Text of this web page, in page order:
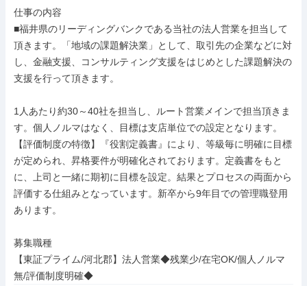
仕事の内容
■福井県のリーディングバンクである当社の法人営業を担当して
頂きます。「地域の課題解決業」として、取引先の企業などに対
し、金融支援、コンサルティング支援をはじめとした課題解決の
支援を行って頂きます。
1人あたり約30～40社を担当し、ルート営業メインで担当頂きま
す。個人ノルマはなく、目標は支店単位での設定となります。
【評価制度の特徴】『役割定義書』により、等級毎に明確に目標
が定められ、昇格要件が明確化されております。定義書をもと
に、上司と一緒に期初に目標を設定。結果とプロセスの両面から
評価する仕組みとなっています。新卒から9年目での管理職登用
あります。
募集職種
【東証プライム/河北郡】法人営業◆残業少/在宅OK/個人ノルマ
無/評価制度明確◆